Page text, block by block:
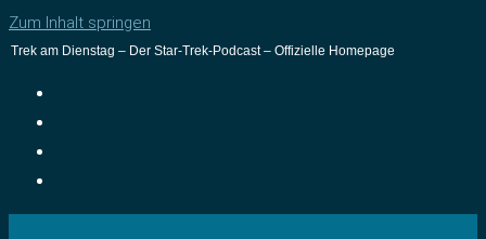
Zum Inhalt springen
Trek am Dienstag – Der Star-Trek-Podcast – Offizielle Homepage